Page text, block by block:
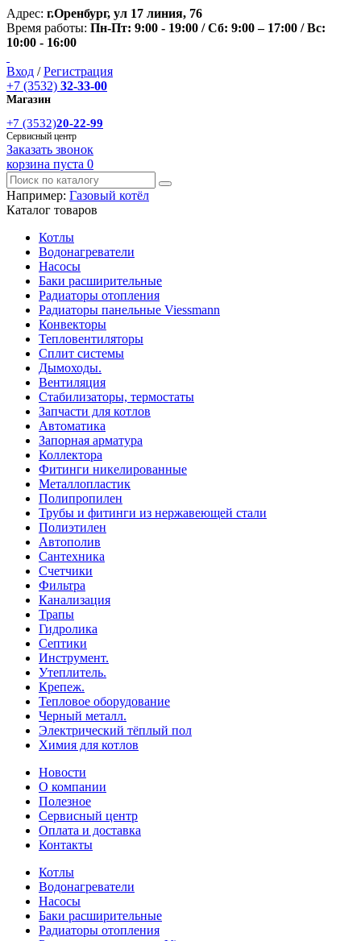
Адрес: г.Оренбург, ул 17 линия, 76
Время работы: Пн-Пт: 9:00 - 19:00 / Сб: 9:00 – 17:00 / Вс:
10:00 - 16:00
Вход / Регистрация
+7 (3532) 32-33-00
Магазин
+7 (3532)20-22-99
Сервисный центр
Заказать звонок
корзина пуста 0
Например: Газовый котёл
Каталог товаров
Котлы
Водонагреватели
Насосы
Баки расширительные
Радиаторы отопления
Радиаторы панельные Viessmann
Конвекторы
Тепловентиляторы
Сплит системы
Дымоходы.
Вентиляция
Стабилизаторы, термостаты
Запчасти для котлов
Автоматика
Запорная арматура
Коллектора
Фитинги никелированные
Металлопластик
Полипропилен
Трубы и фитинги из нержавеющей стали
Полиэтилен
Автополив
Сантехника
Счетчики
Фильтра
Канализация
Трапы
Гидролика
Септики
Инструмент.
Утеплитель.
Крепеж.
Тепловое оборудование
Черный металл.
Электрический тёплый пол
Химия для котлов
Новости
О компании
Полезное
Сервисный центр
Оплата и доставка
Контакты
Котлы
Водонагреватели
Насосы
Баки расширительные
Радиаторы отопления